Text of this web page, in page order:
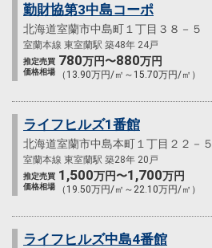
勤財協第3中島コーポ
北海道室蘭市中島町１丁目３８－５
室蘭本線 東室蘭駅 築48年 24戸
推定売買
価格相場
780万円〜880万円
（13.90万円/㎡～15.70万円/㎡）
ライフヒルズ1番館
北海道室蘭市中島本町１丁目２２－５
室蘭本線 東室蘭駅 築28年 20戸
推定売買
価格相場
1,500万円〜1,700万円
（19.50万円/㎡～22.10万円/㎡）
ライフヒルズ中島4番館